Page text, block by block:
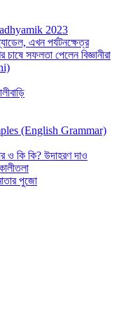
2023
এখন পর্যটনক্ষেত্র
সফলতা পেলেন বিজ্ঞানীরা
(English Grammar)
ও কি কি? উদাহরণ দাও
পুজো